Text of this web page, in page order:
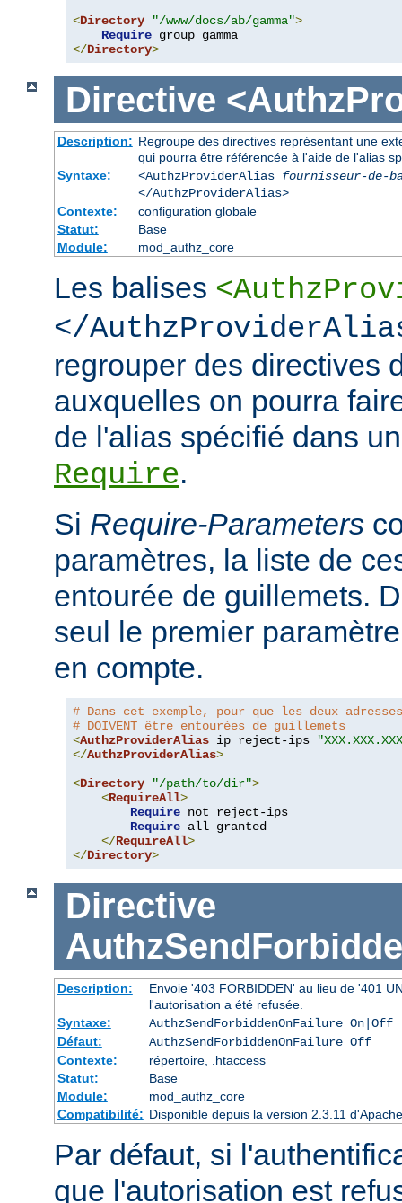
<Directory "/www/docs/ab/gamma">
Require
</Directory>
Directive
Description: Regroupe des directives représentant une
qui pourra être référencée à l'aide de l'alias
Syntaxe:
<AuthzProviderAlias fournisseur-de-
</AuthzProviderAlias>
Contexte:
configuration globale
Statut:
Base
Module:
mod_authz_core
Les balises
</
regrouper des directives
auxquelles on pourra
de l'alias spécifié dans
Require.
Si Require-Parameters
paramètres, la liste de
entourée de guillemets.
seul le premier
en compte.
# Dans cet exemple, pour que les deux
# DOIVENT être entourées de guillemets
<AuthzProviderAlias ip reject-ips
</AuthzProviderAlias>
<Directory "/path/to/dir">
<RequireAll>
Require not reject-ips
Require all granted
</RequireAll>
</Directory>
Directive
Description:
Envoie '403 FORBIDDEN' au lieu de '401
l'autorisation a été refusée.
Syntaxe:
AuthzSendForbiddenOnFailure On|Off
Défaut:
AuthzSendForbiddenOnFailure Off
Contexte:
répertoire, .htaccess
Statut:
Base
Module:
mod_authz_core
Compatibilité: Disponible depuis la version 2.3.11
Par défaut, si
que l'autorisation est